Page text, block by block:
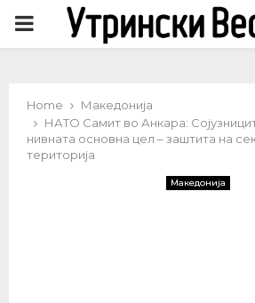
PRIMARY
Home
Македонија
НАТО Самит во Анкара:
нивната основна цел – заштита на
територија
Македонија